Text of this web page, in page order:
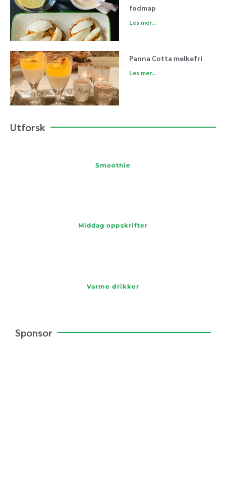
fodmap
Les mer...
Panna Cotta melkefri
Les mer...
Utforsk
Smoothie
Middag oppskrifter
Varme drikker
Sponsor